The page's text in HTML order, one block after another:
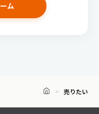
ム
売りたい